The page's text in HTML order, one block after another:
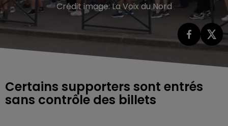
Crédit image: La Voix du Nord
Certains supporters sont entrés
sans contrôle des billets